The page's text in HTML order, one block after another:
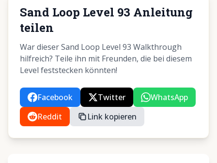
Sand Loop Level 93 Anleitung
teilen
War dieser Sand Loop Level 93 Walkthrough
hilfreich? Teile ihn mit Freunden, die bei diesem
Level feststecken könnten!
Facebook Twitter
WhatsApp
Reddit
Link kopieren